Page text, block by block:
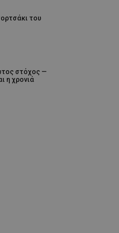
του
στόχος —
η χρονιά